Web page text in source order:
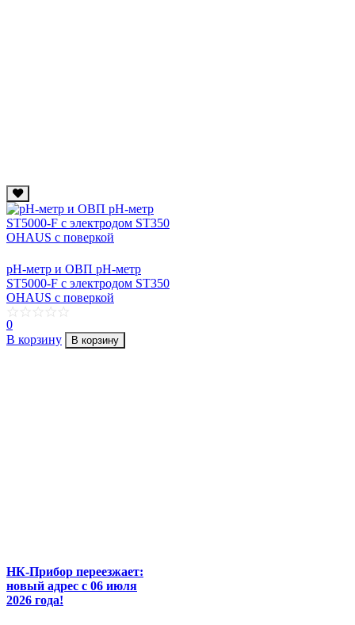
рН-метр и ОВП рН-метр
ST5000-F с электродом ST350
OHAUS с поверкой
0
В корзину
В корзину
НК-Прибор переезжает:
новый адрес с 06 июля
2026 года!